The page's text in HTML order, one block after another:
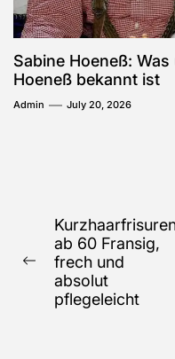
Sabine Hoeneß:
Hoeneß bekannt ist
Admin July 20, 2026
Post
navigation
Previous
post:
ab 60 Fransig,
frech und
absolut
pflegeleicht